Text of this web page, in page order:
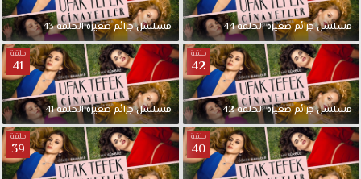
عشق
FULL
HD
مشاهدة
ممتعة
وحصرية
عبر
موقعنا
مسلسل
جرائم
صغيرة
الحلقة
39
مسلسلجرائمصغيرةالحلقة44 مسلسلجرائمصغيرةالحلقة43
حلقة
42
مسلسلجرائمصغيرةالحلقة42
حلقة
41
مسلسلجرائمصغيرةالحلقة41
حلقة
40
حلقة
39